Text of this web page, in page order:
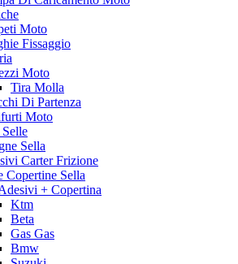
Moto
Fissaggio
Moto
Tira Molla
Di Partenza
Moto
Sella
Carter Frizione
Copertine Sella
+ Copertina
Ktm
Beta
Gas Gas
Bmw